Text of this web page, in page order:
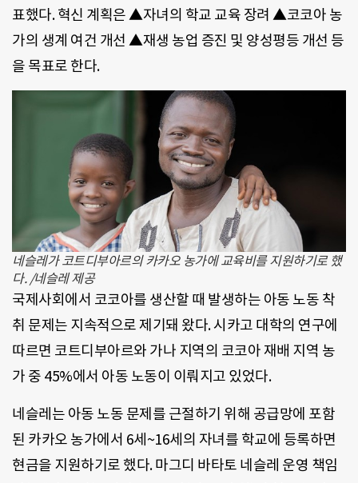
표했다. 혁신 계획은 ▲자녀의 학교 교육 장려 ▲코코아 농
가의 생계 여건 개선 ▲재생 농업 증진 및 양성평등 개선 등
을 목표로 한다.
네슬레가 코트디부아르의 카카오 농가에 교육비를 지원하기로 했
다. /네슬레 제공
국제사회에서 코코아를 생산할 때 발생하는 아동 노동 착
취 문제는 지속적으로 제기돼 왔다. 시카고 대학의 연구에
따르면 코트디부아르와 가나 지역의 코코아 재배 지역 농
가 중 45%에서 아동 노동이 이뤄지고 있었다.
네슬레는 아동 노동 문제를 근절하기 위해 공급망에 포함
된 카카오 농가에서 6세~16세의 자녀를 학교에 등록하면
현금을 지원하기로 했다. 마그디 바타토 네슬레 운영 책임